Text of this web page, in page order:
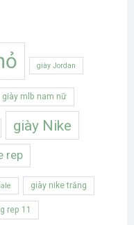
giày Jordan
giày mlb nam nữ
giày Nike
rep
giày nike trắng
rep 11